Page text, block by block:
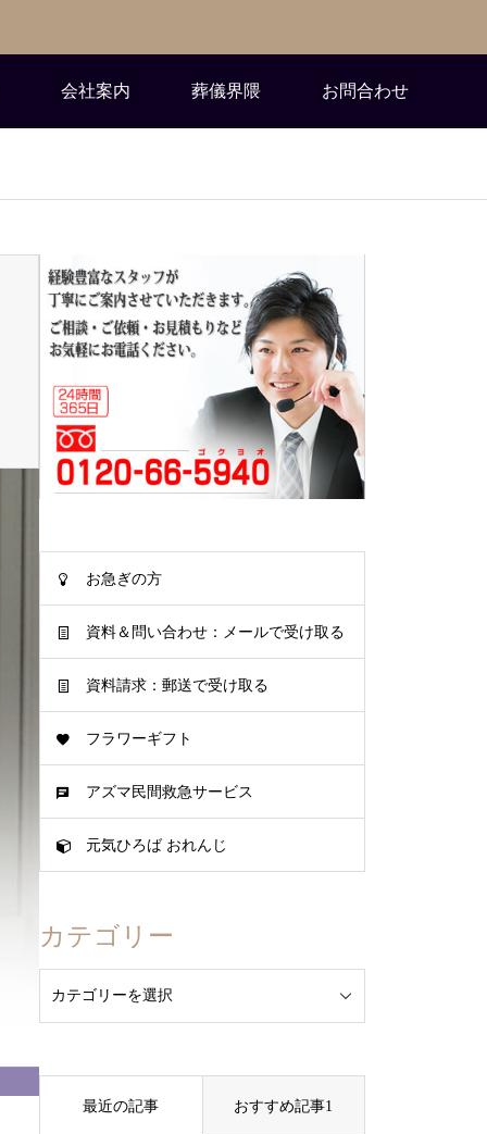
会社案内 葬儀界隈 お問合わせ
お急ぎの方
資料＆問い合わせ：メールで受け取る
資料請求：郵送で受け取る
フラワーギフト
アズマ民間救急サービス
元気ひろば おれんじ
カテゴリー
最近の記事 おすすめ記事1